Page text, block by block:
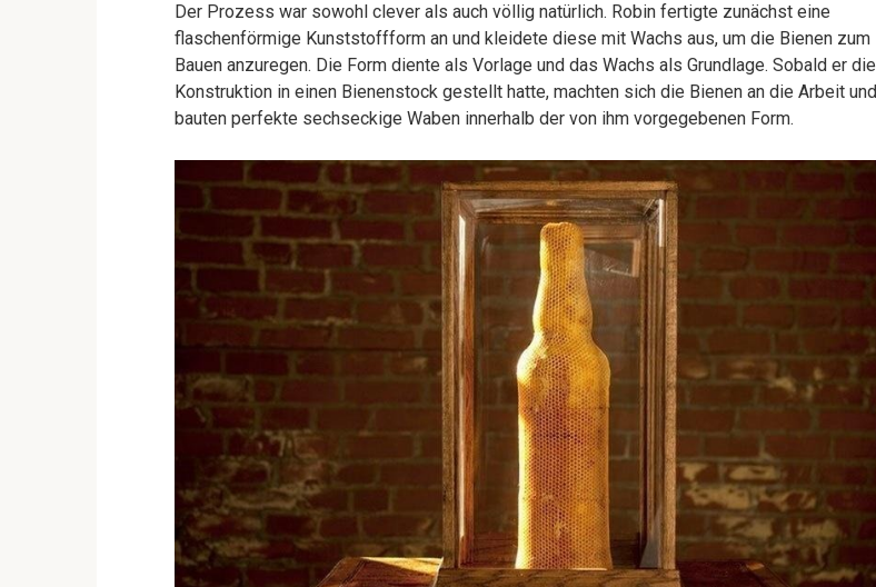
Der Prozess war sowohl clever als auch völlig natürlich. Robin fertigte zunächst eine
flaschenförmige Kunststoffform an und kleidete diese mit Wachs aus, um die Bienen zum
Bauen anzuregen. Die Form diente als Vorlage und das Wachs als Grundlage. Sobald er die
Konstruktion in einen Bienenstock gestellt hatte, machten sich die Bienen an die Arbeit und
bauten perfekte sechseckige Waben innerhalb der von ihm vorgegebenen Form.